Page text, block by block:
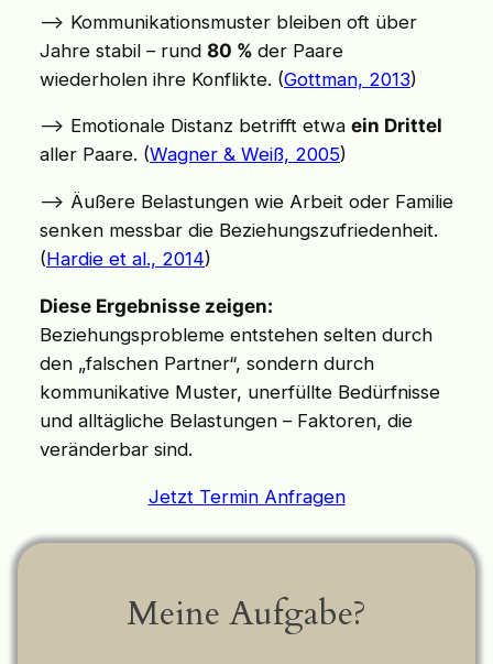
–> Kommunikationsmuster bleiben oft über
Jahre stabil – rund 80 % der Paare
wiederholen ihre Konflikte. (Gottman, 2013)
–> Emotionale Distanz betrifft etwa ein Drittel
aller Paare. (Wagner & Weiß, 2005)
–> Äußere Belastungen wie Arbeit oder Familie
senken messbar die Beziehungszufriedenheit.
(Hardie et al., 2014)
Diese Ergebnisse zeigen:
Beziehungsprobleme entstehen selten durch
den „falschen Partner“, sondern durch
kommunikative Muster, unerfüllte Bedürfnisse
und alltägliche Belastungen – Faktoren, die
veränderbar sind.
Jetzt Termin Anfragen
Meine Aufgabe?